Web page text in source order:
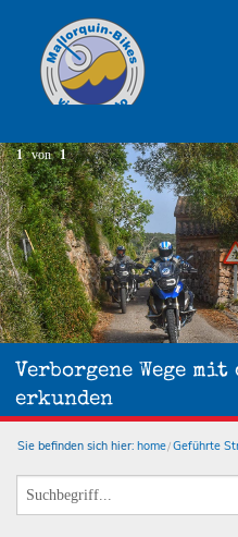
Verborgene Wege
erkunden
1 von 1
Sie befinden sich hier: home Geführte